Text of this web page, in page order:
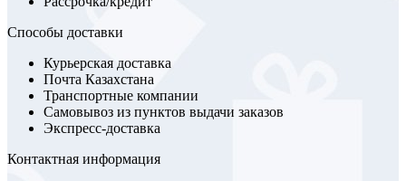
Способы доставки
Курьерская доставка
Почта Казахстана
Транспортные компании
Самовывоз из пунктов выдачи заказов
Экспресс-доставка
Контактная информация